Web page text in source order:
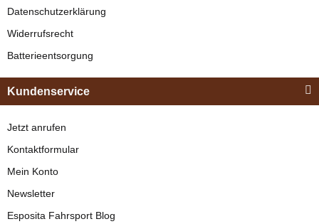
Datenschutzerklärung
Widerrufsrecht
Batterieentsorgung
Kundenservice
Jetzt anrufen
Kontaktformular
Mein Konto
Newsletter
Esposita Fahrsport Blog